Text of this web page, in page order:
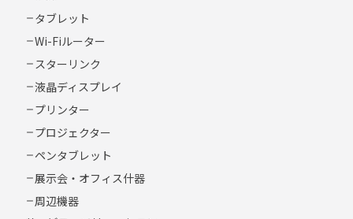
タブレット
Wi-Fiルーター
スターリンク
液晶ディスプレイ
プリンター
プロジェクター
ペンタブレット
展示会・オフィス什器
周辺機器